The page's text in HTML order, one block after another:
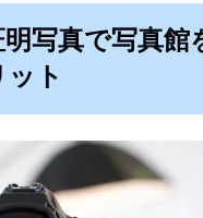
写真で写真館
ット